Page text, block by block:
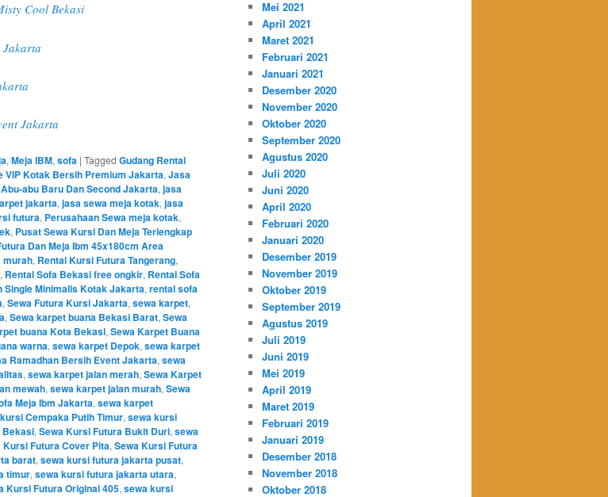
Cool Bekasi
Jakarta
Jakarta
, Meja IBM, sofa | Tagged Gudang Rental
VIP Kotak Bersih Premium Jakarta, Jasa
abu Baru Dan Second Jakarta, jasa
jakarta, jasa sewa meja kotak, jasa
futura, Perusahaan Sewa meja kotak,
, Pusat Sewa Kursi Dan Meja Terlengkap
Dan Meja Ibm 45x180cm Area
murah, Rental Kursi Futura Tangerang,
, Rental Sofa Bekasi free ongkir, Rental Sofa
Single Minimalis Kotak Jakarta, rental sofa
, Sewa Futura Kursi Jakarta, sewa karpet,
, Sewa karpet buana Bekasi Barat, Sewa
buana Kota Bekasi, Sewa Karpet Buana
warna, sewa karpet Depok, sewa karpet
Ramadhan Bersih Event Jakarta, sewa
, sewa karpet jalan merah, Sewa Karpet
mewah, sewa karpet jalan murah, Sewa
Meja Ibm Jakarta, sewa karpet
Cempaka Putih Timur, sewa kursi
Bekasi, Sewa Kursi Futura Bukit Duri, sewa
Kursi Futura Cover Pita, Sewa Kursi Futura
barat, sewa kursi futura jakarta pusat,
timur, sewa kursi futura jakarta utara,
Kursi Futura Original 405, sewa kursi
Mei 2021
April 2021
Maret 2021
Februari 2021
Januari 2021
Desember 2020
November 2020
Oktober 2020
September 2020
Agustus 2020
Juli 2020
Juni 2020
April 2020
Februari 2020
Januari 2020
Desember 2019
November 2019
Oktober 2019
September 2019
Agustus 2019
Juli 2019
Juni 2019
Mei 2019
April 2019
Maret 2019
Februari 2019
Januari 2019
Desember 2018
November 2018
Oktober 2018